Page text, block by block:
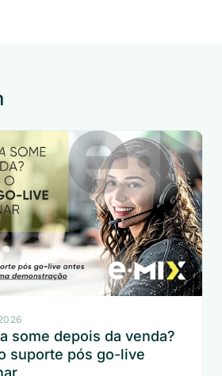
some depois da venda?
suporte pós go-live